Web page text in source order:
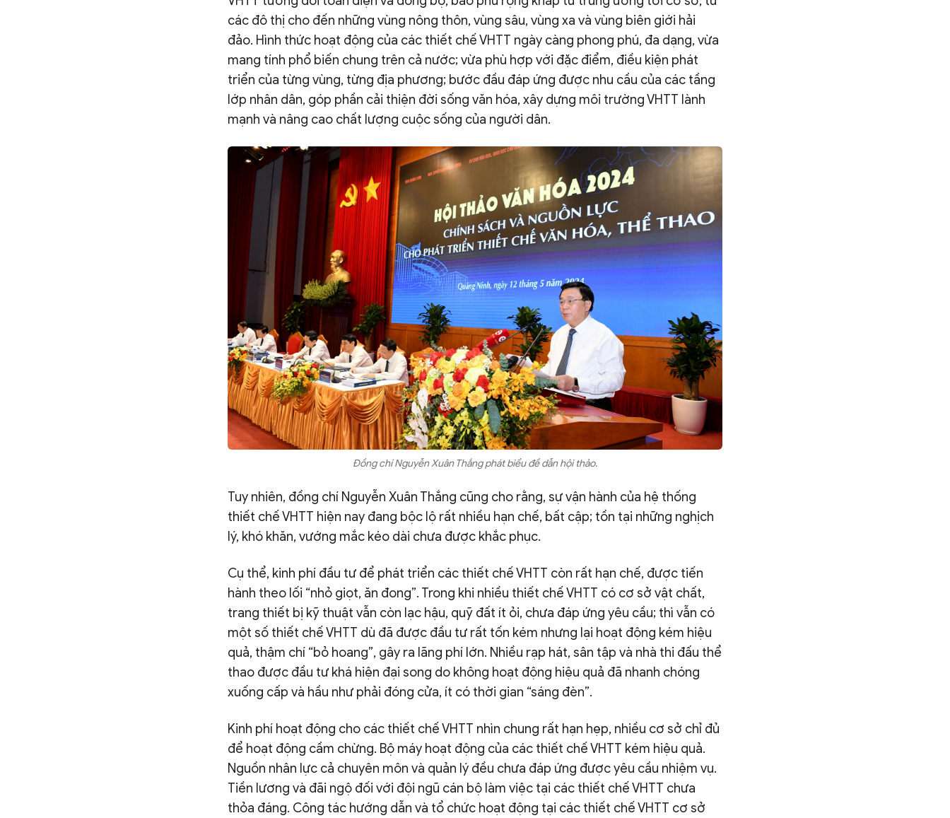
các đô thị cho đến những vùng nông thôn, vùng sâu, vùng xa và vùng biên giới hải
đảo. Hình thức hoạt động của các thiết chế VHTT ngày càng phong phú, đa dạng, vừa
mang tính phổ biến chung trên cả nước; vừa phù hợp với đặc điểm, điều kiện phát
triển của từng vùng, từng địa phương; bước đầu đáp ứng được nhu cầu của các tầng
lớp nhân dân, góp phần cải thiện đời sống văn hóa, xây dựng môi trường VHTT lành
mạnh và nâng cao chất lượng cuộc sống của người dân.
Đồng chí Nguyễn Xuân Thắng phát biểu đề dẫn hội thảo.
Tuy nhiên, đồng chí Nguyễn Xuân Thắng cũng cho rằng, sự vận hành của hệ thống
thiết chế VHTT hiện nay đang bộc lộ rất nhiều hạn chế, bất cập; tồn tại những nghịch
lý, khó khăn, vướng mắc kéo dài chưa được khắc phục.
Cụ thể, kinh phí đầu tư để phát triển các thiết chế VHTT còn rất hạn chế, được tiến
hành theo lối “nhỏ giọt, ăn đong”. Trong khi nhiều thiết chế VHTT có cơ sở vật chất,
trang thiết bị kỹ thuật vẫn còn lạc hậu, quỹ đất ít ỏi, chưa đáp ứng yêu cầu; thì vẫn có
một số thiết chế VHTT dù đã được đầu tư rất tốn kém nhưng lại hoạt động kém hiệu
quả, thậm chí “bỏ hoang”, gây ra lãng phí lớn. Nhiều rạp hát, sân tập và nhà thi đấu thể
thao được đầu tư khá hiện đại song do không hoạt động hiệu quả đã nhanh chóng
xuống cấp và hầu như phải đóng cửa, ít có thời gian “sáng đèn”.
Kinh phí hoạt động cho các thiết chế VHTT nhìn chung rất hạn hẹp, nhiều cơ sở chỉ đủ
để hoạt động cầm chừng. Bộ máy hoạt động của các thiết chế VHTT kém hiệu quả.
Nguồn nhân lực cả chuyên môn và quản lý đều chưa đáp ứng được yêu cầu nhiệm vụ.
Tiền lương và đãi ngộ đối với đội ngũ cán bộ làm việc tại các thiết chế VHTT chưa
thỏa đáng. Công tác hướng dẫn và tổ chức hoạt động tại các thiết chế VHTT cơ sở